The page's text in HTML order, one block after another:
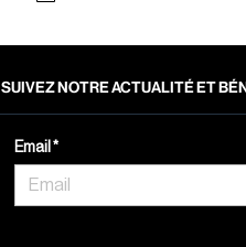
SUIVEZ NOTRE ACTUALITÉ ET
Email